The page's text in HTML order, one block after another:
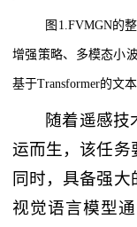
图1.FVMGN的
增强策略、多模态小
基于Transformer的文
随着遥感技
运而生，该任务
同时，具备强
视觉语言模型